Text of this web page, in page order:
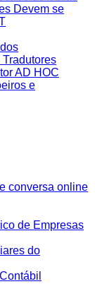
Devem se
AD HOC
e
conversa online
de Empresas
do